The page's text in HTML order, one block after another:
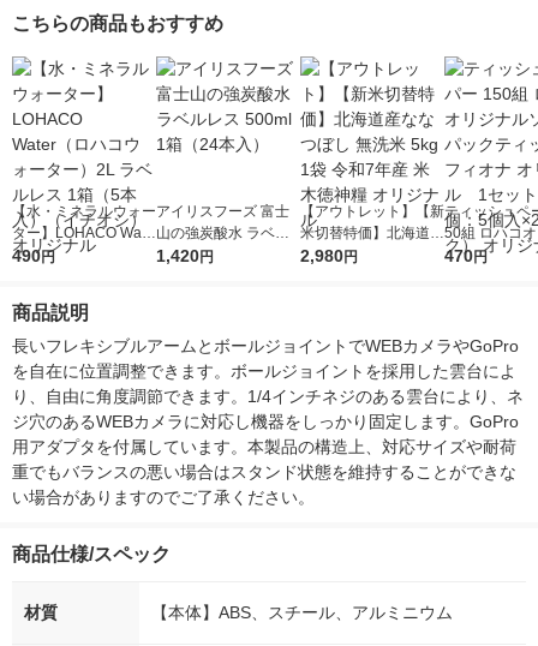
こちらの商品もおすすめ
【水・ミネラルウォー
ター】LOHACO Wate
r（ロハコウォータ
シ） オリジナル
490円
アイリスフーズ 富士
山の強炭酸水 ラベル
レス 500ml 1箱（24
1,420円
【アウトレット】【新
米切替特価】北海道産
ななつぼし 無洗米 5k
2,980円
ティッシュペ
50組 ロハコ
ルソフトパッ
オリジナル
470円
商品説明
長いフレキシブルアームとボールジョイントでWEBカメラやGoPro
を自在に位置調整できます。ボールジョイントを採用した雲台によ
り、自由に角度調節できます。1/4インチネジのある雲台により、ネ
ジ穴のあるWEBカメラに対応し機器をしっかり固定します。GoPro
用アダプタを付属しています。本製品の構造上、対応サイズや耐荷
重でもバランスの悪い場合はスタンド状態を維持することができな
い場合がありますのでご了承ください。
商品仕様/スペック
材質 【本体】ABS、スチール、アルミニウム